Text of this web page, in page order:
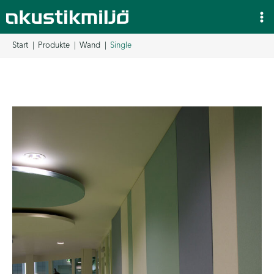
Inhalt
springen
Start Produkte Wand Single